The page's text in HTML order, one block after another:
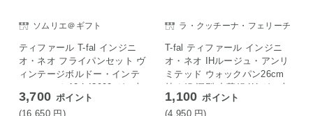
ソムリエ＠ギフト
ティファール T-fal インジニ
オ・ネオ フライパンセット ヴ
ィンテージボルドー・インテ
ンス セット10 L43992 ガス火
専用・IH 不可
3,700 ポイント
(16,650 円 )
ラ・クッチーナ・フェリーチ
T-fal ティファール インジニ
オ・ネオ IHルージュ・アンリ
ミテッド ウォックパン26cm
炒め鍋 深型 中華鍋 IH ガス火
対応 L38377
1,100 ポイント
(4,950 円)